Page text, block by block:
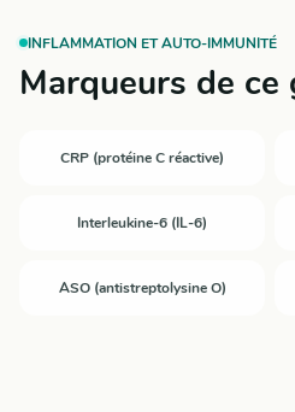
INFLAMMATION ET AUTO-IMMUNITÉ
Marqueurs de ce
CRP (protéine C réactive)
Interleukine-6 (IL-6)
ASO (antistreptolysine O)